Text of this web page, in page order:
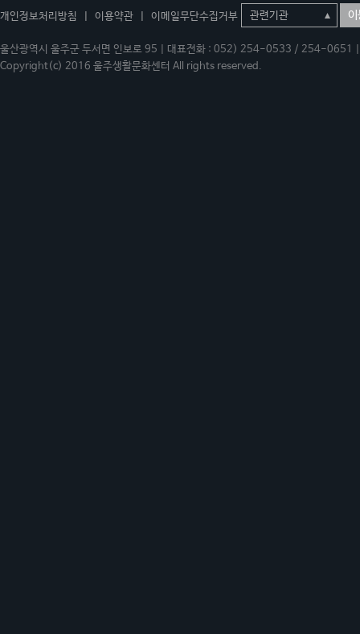
개인정보처리방침 이용약관 이메일무단수집거부 이
울산광역시 울주군 두서면 인보로 95 | 대표전화 : 052) 254-0533 / 254-
Copyright(c) 2016 울주생활문화센터 All rights reserved.